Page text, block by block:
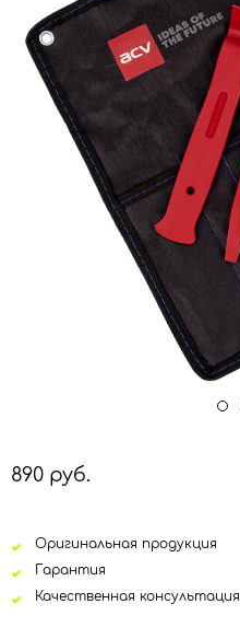
890 руб.
Оригинальная продукция
Гарантия
Качественная консультация